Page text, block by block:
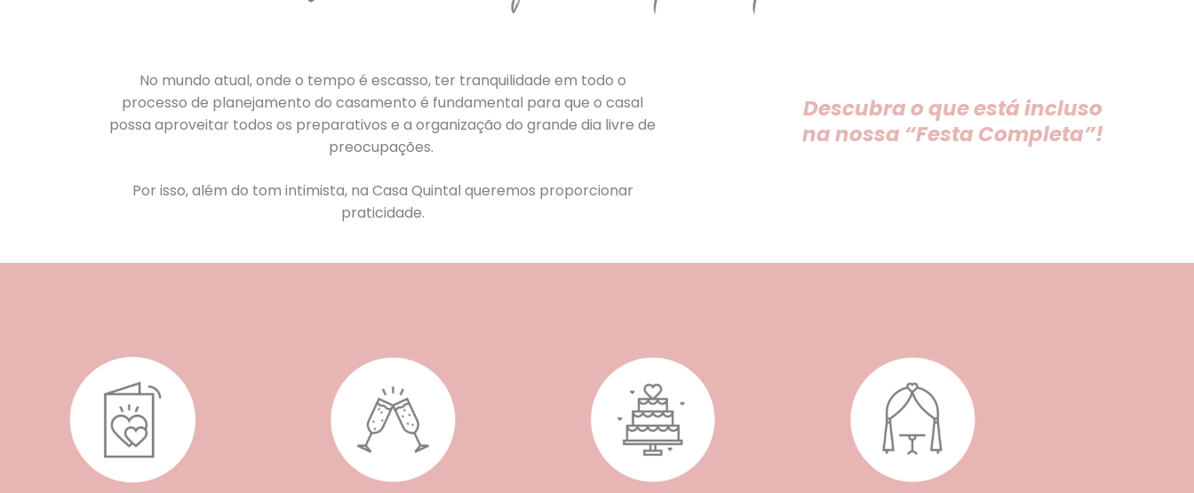
No mundo atual, onde o tempo é escasso, ter tranquilidade em todo o
processo de planejamento do casamento é fundamental para que o casal
possa aproveitar todos os preparativos e a organização do grande dia livre de
preocupações.
Por isso, além do tom intimista, na Casa Quintal queremos proporcionar
praticidade.
Descubra o que está incluso
na nossa “Festa Completa”!